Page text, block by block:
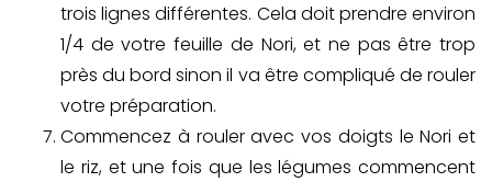
trois lignes différentes. Cela doit prendre environ
1/4 de votre feuille de Nori, et ne pas être trop
près du bord sinon il va être compliqué de rouler
votre préparation.
Commencez à rouler avec vos doigts le Nori et
le riz, et une fois que les légumes commencent